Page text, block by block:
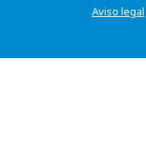
Aviso legal